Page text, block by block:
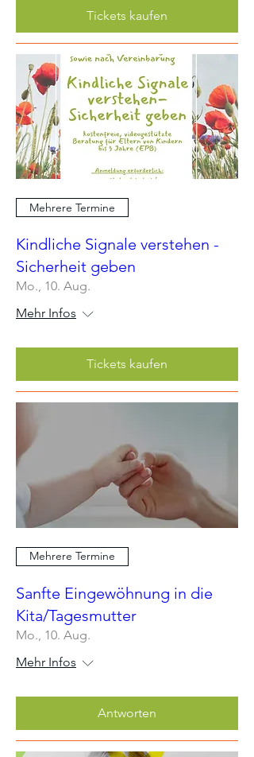
Tickets kaufen
Mehrere Termine
Kindliche Signale verstehen -
Sicherheit geben
Mo., 10. Aug.
Mehr Infos
Tickets kaufen
Mehrere Termine
Sanfte Eingewöhnung in die
Kita/Tagesmutter
Mo., 10. Aug.
Mehr Infos
Antworten